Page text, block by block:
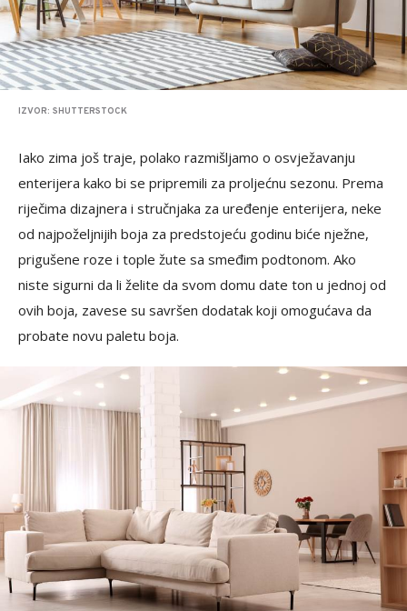
IZVOR: SHUTTERSTOCK
Iako zima još traje, polako razmišljamo o osvježavanju
enterijera kako bi se pripremili za proljećnu sezonu. Prema
riječima dizajnera i stručnjaka za uređenje enterijera, neke
od najpoželjnijih boja za predstojeću godinu biće nježne,
prigušene roze i tople žute sa smeđim podtonom. Ako
niste sigurni da li želite da svom domu date ton u jednoj od
ovih boja, zavese su savršen dodatak koji omogućava da
probate novu paletu boja.